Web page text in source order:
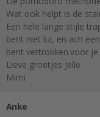
Wat ook helpt is de
Een hele lange stijle
bent niet lui, en ach
bent vertrokken.voor
Lieve groetjes Jelle
Mimi
Anke